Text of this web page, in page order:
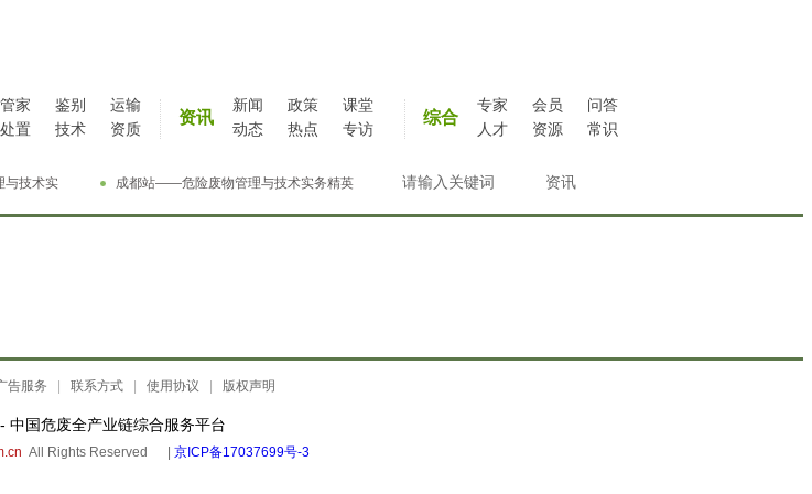
管家 鉴别
运输
处置
技术 资质
资讯
新闻 政策
课堂
动态
热点 专访
综合
专家 会员
问答
人才
资源 常识
与技术实 成都站——危险废物管理与技术实务精英
特训营完成
告服务 联系方式 使用协议 版权声明
中国危废全产业链综合服务平台
All Rights Reserved | 京ICP备17037699号-3